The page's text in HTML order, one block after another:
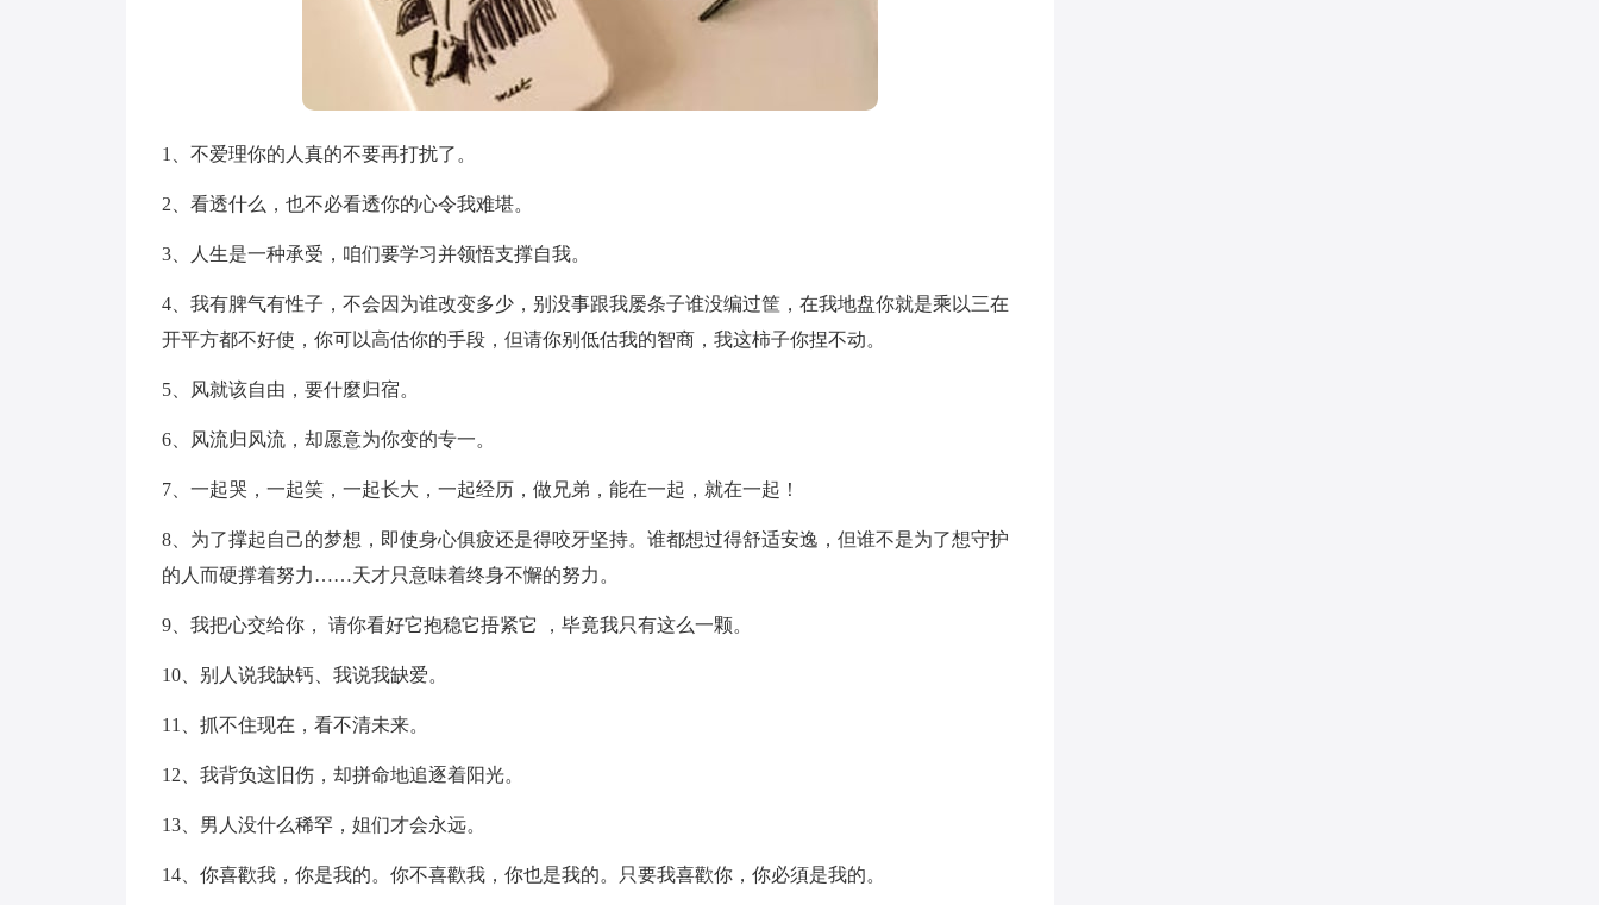
1、不爱理你的人真的不要再打扰了。
2、看透什么，也不必看透你的心令我难堪。
3、人生是一种承受，咱们要学习并领悟支撑自我。
4、我有脾气有性子，不会因为谁改变多少，别没事跟我屡条子谁没编过筐，在我地盘你就是乘以三在
开平方都不好使，你可以高估你的手段，但请你别低估我的智商，我这柿子你捏不动。
5、风就该自由，要什麼归宿。
6、风流归风流，却愿意为你变的专一。
7、一起哭，一起笑，一起长大，一起经历，做兄弟，能在一起，就在一起！
8、为了撑起自己的梦想，即使身心俱疲还是得咬牙坚持。谁都想过得舒适安逸，但谁不是为了想守护
的人而硬撑着努力……天才只意味着终身不懈的努力。
9、我把心交给你， 请你看好它抱稳它捂紧它 ，毕竟我只有这么一颗。
10、别人说我缺钙、我说我缺爱。
11、抓不住现在，看不清未来。
12、我背负这旧伤，却拼命地追逐着阳光。
13、男人没什么稀罕，姐们才会永远。
14、你喜歡我，你是我的。你不喜歡我，你也是我的。只要我喜歡你，你必須是我的。